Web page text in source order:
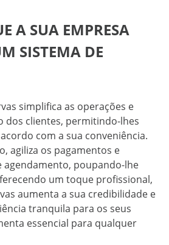
A SUA EMPRESA
SISTEMA DE
simplifica as operações e
dos clientes, permitindo-lhes
com a sua conveniência.
agiliza os pagamentos e
agendamento, poupando-lhe
um toque profissional,
aumenta a sua credibilidade e
tranquila para os seus
essencial para qualquer